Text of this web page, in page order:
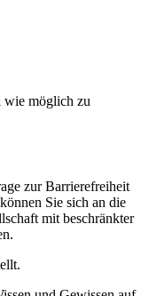
wie möglich zu
zur Barrierefreiheit
Sie sich an die
mit beschränkter